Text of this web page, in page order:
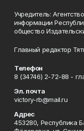
Учредитель:
информации
общество
Главный редактор
Телефон
8 (34746) 2-72-88 -
Эл. почта
victory-rb@mail.ru
Адрес
453280, Республика